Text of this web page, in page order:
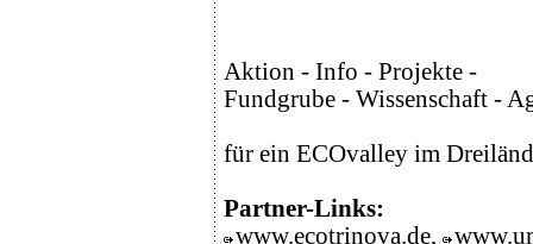
Aktion - Info - Projekte -
Fundgrube - Wissenschaft -
für ein ECOvalley im
Partner-Links:
www.ecotrinova.de,